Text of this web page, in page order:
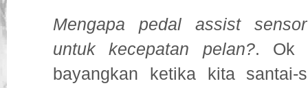
Mengapa pedal assist
untuk kecepatan pelan?. Ok
bayangkan ketika kita santai-